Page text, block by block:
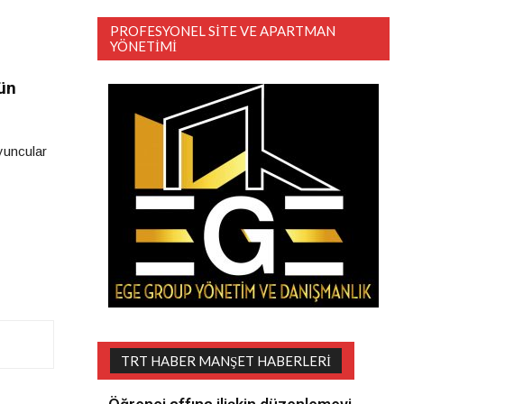
PROFESYONEL SITE VE APARTMAN
YÖNETIMI
TRT HABER MANŞET HABERLERI